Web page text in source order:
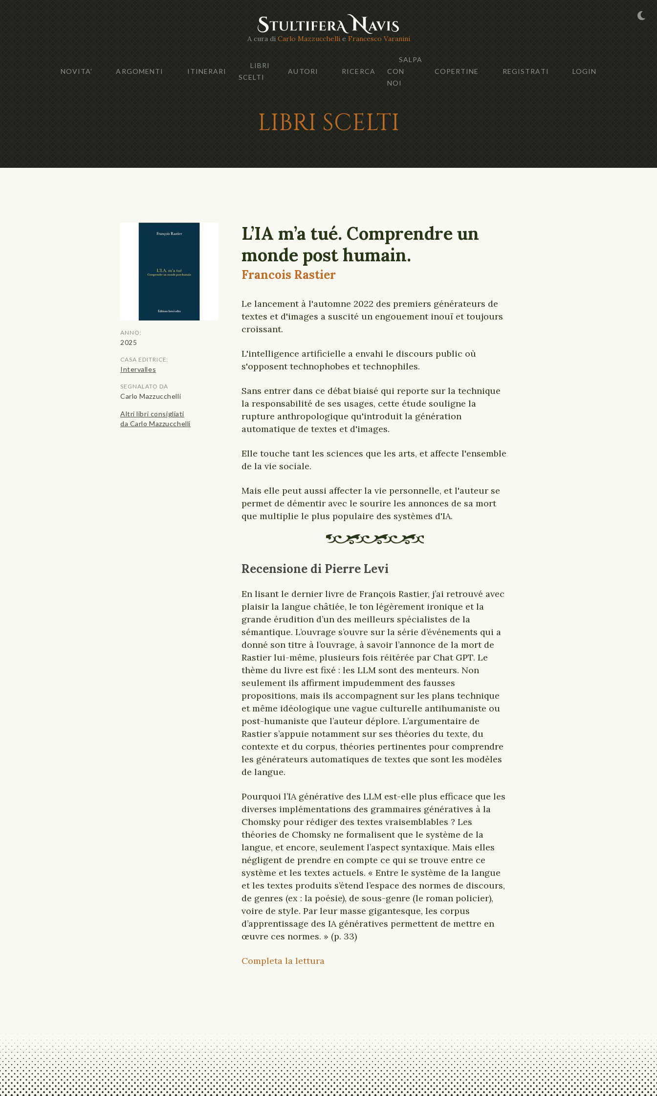
A cura di Carlo Mazzucchellie Francesco Varanini
NOVITA' ARGOMENTI ITINERARI
LIBRI
SCELTI
AUTORI RICERCA
SALPA
CON
NOI
COPERTINE REGISTRATI LOGIN
LIBRI SCELTI
ANNO:
2025
CASA EDITRICE:
Intervalles
SEGNALATO DA
Carlo Mazzucchelli
Altri libri consigliati
da Carlo Mazzucchelli
L’IA m’a tué. Comprendre un
monde post humain.
Francois Rastier
Le lancement à l'automne 2022 des premiers générateurs de
textes et d'images a suscité un engouement inouï et toujours
croissant.
L'intelligence artificielle a envahi le discours public où
s'opposent technophobes et technophiles.
Sans entrer dans ce débat biaisé qui reporte sur la technique
la responsabilité de ses usages, cette étude souligne la
rupture anthropologique qu'introduit la génération
automatique de textes et d'images.
Elle touche tant les sciences que les arts, et affecte l'ensemble
de la vie sociale.
Mais elle peut aussi affecter la vie personnelle, et l'auteur se
permet de démentir avec le sourire les annonces de sa mort
que multiplie le plus populaire des systèmes d'IA.
Recensione di Pierre Levi
En lisant le dernier livre de François Rastier, j’ai retrouvé avec
plaisir la langue châtiée, le ton légèrement ironique et la
grande érudition d’un des meilleurs spécialistes de la
sémantique. L’ouvrage s’ouvre sur la série d’événements qui a
donné son titre à l’ouvrage, à savoir l’annonce de la mort de
Rastier lui-même, plusieurs fois réitérée par Chat GPT. Le
thème du livre est fixé : les LLM sont des menteurs. Non
seulement ils affirment impudemment des fausses
propositions, mais ils accompagnent sur les plans technique
et même idéologique une vague culturelle antihumaniste ou
post-humaniste que l’auteur déplore. L’argumentaire de
Rastier s’appuie notamment sur ses théories du texte, du
contexte et du corpus, théories pertinentes pour comprendre
les générateurs automatiques de textes que sont les modèles
de langue.
Pourquoi l’IA générative des LLM est-elle plus efficace que les
diverses implémentations des grammaires génératives à la
Chomsky pour rédiger des textes vraisemblables ? Les
théories de Chomsky ne formalisent que le système de la
langue, et encore, seulement l’aspect syntaxique. Mais elles
négligent de prendre en compte ce qui se trouve entre ce
système et les textes actuels. « Entre le système de la langue
et les textes produits s’étend l’espace des normes de discours,
de genres (ex : la poésie), de sous-genre (le roman policier),
voire de style. Par leur masse gigantesque, les corpus
d’apprentissage des IA génératives permettent de mettre en
œuvre ces normes. » (p. 33)
Completa la lettura